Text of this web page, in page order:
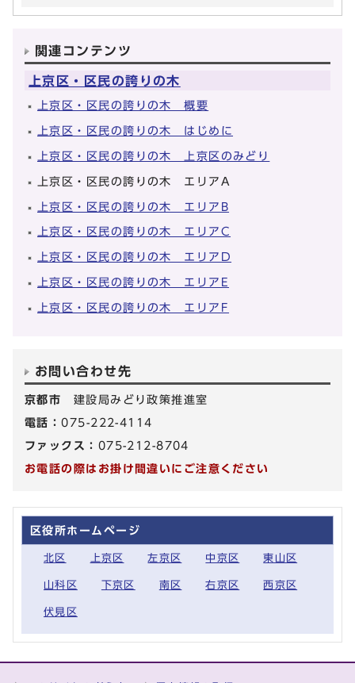
関連コンテンツ
上京区・区民の誇りの木
上京区・区民の誇りの木 概要
上京区・区民の誇りの木 はじめに
上京区・区民の誇りの木 上京区のみどり
上京区・区民の誇りの木 エリアA
上京区・区民の誇りの木 エリアB
上京区・区民の誇りの木 エリアC
上京区・区民の誇りの木 エリアD
上京区・区民の誇りの木 エリアE
上京区・区民の誇りの木 エリアF
お問い合わせ先
京都市 建設局みどり政策推進室
電話：075-222-4114
ファックス： 075-212-8704
お電話の際はお掛け間違いにご注意ください
区役所ホームページ
北区 上京区 左京区 中京区 東山区
山科区 下京区 南区 右京区 西京区
伏見区